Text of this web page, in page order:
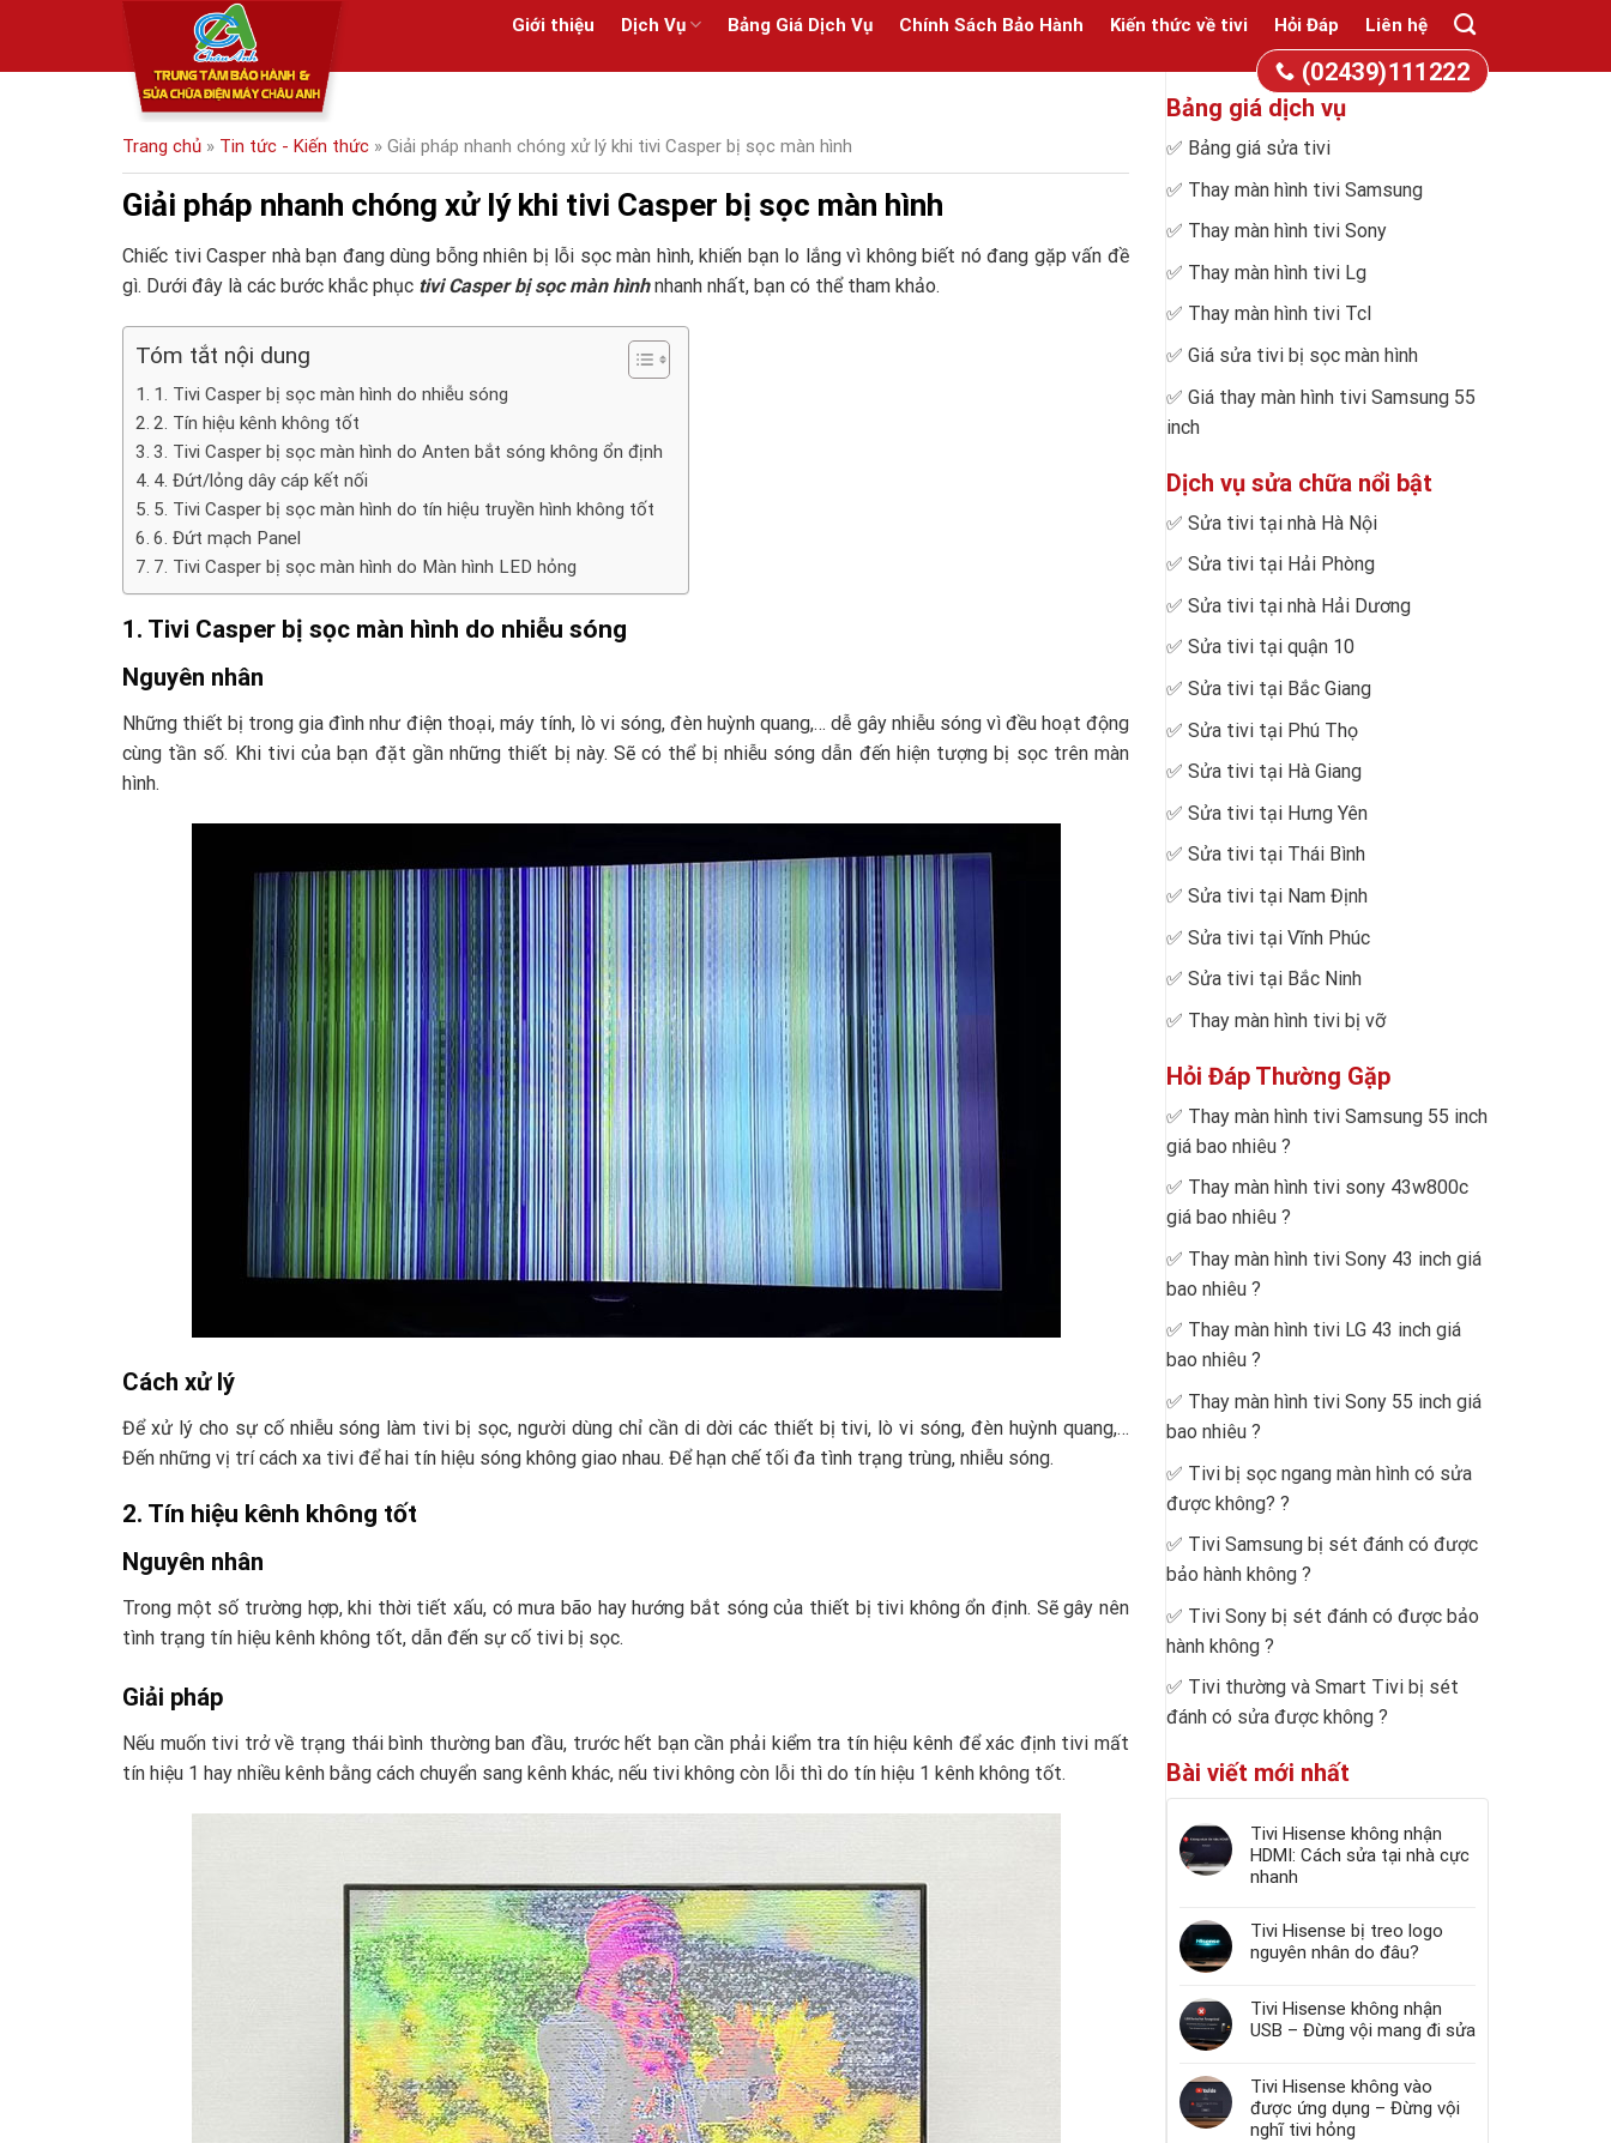
content
Giới thiệu Dịch Vụ Bảng Giá Dịch Vụ Chính Sách Bảo Hành Kiến thức về tivi Hỏi Đáp Liên hệ
(02439)111222
Trang chủ » Tin tức - Kiến thức » Giải pháp nhanh chóng xử lý khi tivi Casper bị sọc màn hình
Giải pháp nhanh chóng xử lý khi tivi Casper bị sọc màn hình
Chiếc tivi Casper nhà bạn đang dùng bỗng nhiên bị lỗi sọc màn hình, khiến bạn lo lắng vì không biết nó đang gặp vấn đề
gì. Dưới đây là các bước khắc phục tivi Casper bị sọc màn hìnhnhanh nhất, bạn có thể tham khảo.
Tóm tắt nội dung
1. Tivi Casper bị sọc màn hình do nhiễu sóng
2. Tín hiệu kênh không tốt
3. Tivi Casper bị sọc màn hình do Anten bắt sóng không ổn định
4. Đứt/lỏng dây cáp kết nối
5. Tivi Casper bị sọc màn hình do tín hiệu truyền hình không tốt
6. Đứt mạch Panel
7. Tivi Casper bị sọc màn hình do Màn hình LED hỏng
1. Tivi Casper bị sọc màn hình do nhiễu sóng
Nguyên nhân
Những thiết bị trong gia đình như điện thoại, máy tính, lò vi sóng, đèn huỳnh quang,… dễ gây nhiễu sóng vì đều hoạt động
cùng tần số. Khi tivi của bạn đặt gần những thiết bị này. Sẽ có thể bị nhiễu sóng dẫn đến hiện tượng bị sọc trên màn
hình.
Cách xử lý
Để xử lý cho sự cố nhiễu sóng làm tivi bị sọc, người dùng chỉ cần di dời các thiết bị tivi, lò vi sóng, đèn huỳnh quang,…
Đến những vị trí cách xa tivi để hai tín hiệu sóng không giao nhau. Để hạn chế tối đa tình trạng trùng, nhiễu sóng.
2. Tín hiệu kênh không tốt
Nguyên nhân
Trong một số trường hợp, khi thời tiết xấu, có mưa bão hay hướng bắt sóng của thiết bị tivi không ổn định. Sẽ gây nên
tình trạng tín hiệu kênh không tốt, dẫn đến sự cố tivi bị sọc.
Giải pháp
Nếu muốn tivi trở về trạng thái bình thường ban đầu, trước hết bạn cần phải kiểm tra tín hiệu kênh để xác định tivi mất
tín hiệu 1 hay nhiều kênh bằng cách chuyển sang kênh khác, nếu tivi không còn lỗi thì do tín hiệu 1 kênh không tốt.
Bảng giá dịch vụ
✅ Bảng giá sửa tivi
✅ Thay màn hình tivi Samsung
✅ Thay màn hình tivi Sony
✅ Thay màn hình tivi Lg
✅ Thay màn hình tivi Tcl
✅ Giá sửa tivi bị sọc màn hình
✅ Giá thay màn hình tivi Samsung 55
inch
Dịch vụ sửa chữa nổi bật
✅ Sửa tivi tại nhà Hà Nội
✅ Sửa tivi tại Hải Phòng
✅ Sửa tivi tại nhà Hải Dương
✅ Sửa tivi tại quận 10
✅ Sửa tivi tại Bắc Giang
✅ Sửa tivi tại Phú Thọ
✅ Sửa tivi tại Hà Giang
✅ Sửa tivi tại Hưng Yên
✅ Sửa tivi tại Thái Bình
✅ Sửa tivi tại Nam Định
✅ Sửa tivi tại Vĩnh Phúc
✅ Sửa tivi tại Bắc Ninh
✅ Thay màn hình tivi bị vỡ
Hỏi Đáp Thường Gặp
✅ Thay màn hình tivi Samsung 55 inch
giá bao nhiêu ?
✅ Thay màn hình tivi sony 43w800c
giá bao nhiêu ?
✅ Thay màn hình tivi Sony 43 inch giá
bao nhiêu ?
✅ Thay màn hình tivi LG 43 inch giá
bao nhiêu ?
✅ Thay màn hình tivi Sony 55 inch giá
bao nhiêu ?
✅ Tivi bị sọc ngang màn hình có sửa
được không? ?
✅ Tivi Samsung bị sét đánh có được
bảo hành không ?
✅ Tivi Sony bị sét đánh có được bảo
hành không ?
✅ Tivi thường và Smart Tivi bị sét
đánh có sửa được không ?
Bài viết mới nhất
Tivi Hisense không nhận
HDMI: Cách sửa tại nhà cực
nhanh
Tivi Hisense bị treo logo
nguyên nhân do đâu?
Tivi Hisense không nhận
USB – Đừng vội mang đi sửa
Tivi Hisense không vào
được ứng dụng – Đừng vội
nghĩ tivi hỏng